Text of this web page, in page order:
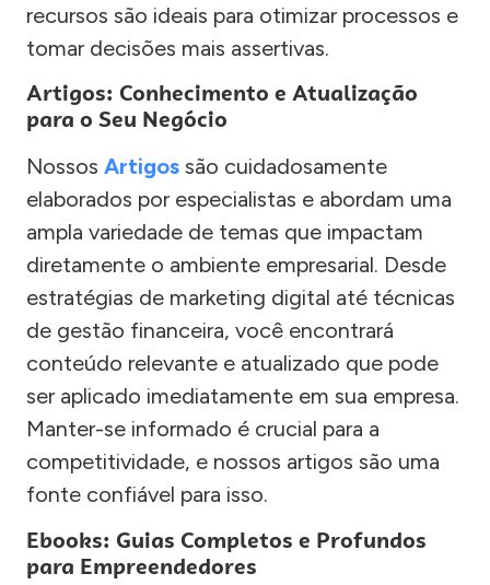
recursos são ideais para otimizar processos e
tomar decisões mais assertivas.
Artigos: Conhecimento e Atualização
para o Seu Negócio
Nossos Artigos são cuidadosamente
elaborados por especialistas e abordam uma
ampla variedade de temas que impactam
diretamente o ambiente empresarial. Desde
estratégias de marketing digital até técnicas
de gestão financeira, você encontrará
conteúdo relevante e atualizado que pode
ser aplicado imediatamente em sua empresa.
Manter-se informado é crucial para a
competitividade, e nossos artigos são uma
fonte confiável para isso.
Ebooks: Guias Completos e Profundos
para Empreendedores